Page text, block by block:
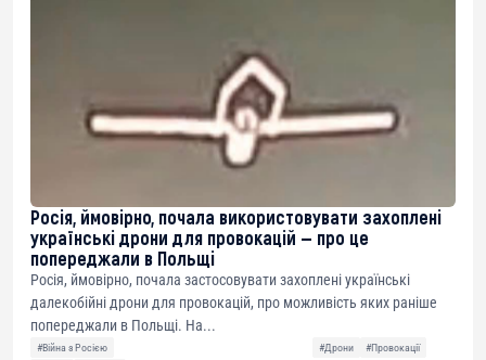
Росія, ймовірно, почала використовувати захоплені
українські дрони для провокацій — про це
попереджали в Польщі
Росія, ймовірно, почала застосовувати захоплені українські
далекобійні дрони для провокацій, про можливість яких раніше
попереджали в Польщі. На...
#Війна з Росією #Дрони
#Провокації